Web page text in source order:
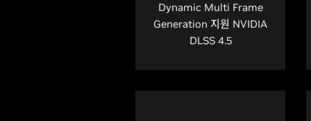
Dynamic Multi Frame
Generation 지원 NVIDIA
DLSS 4.5